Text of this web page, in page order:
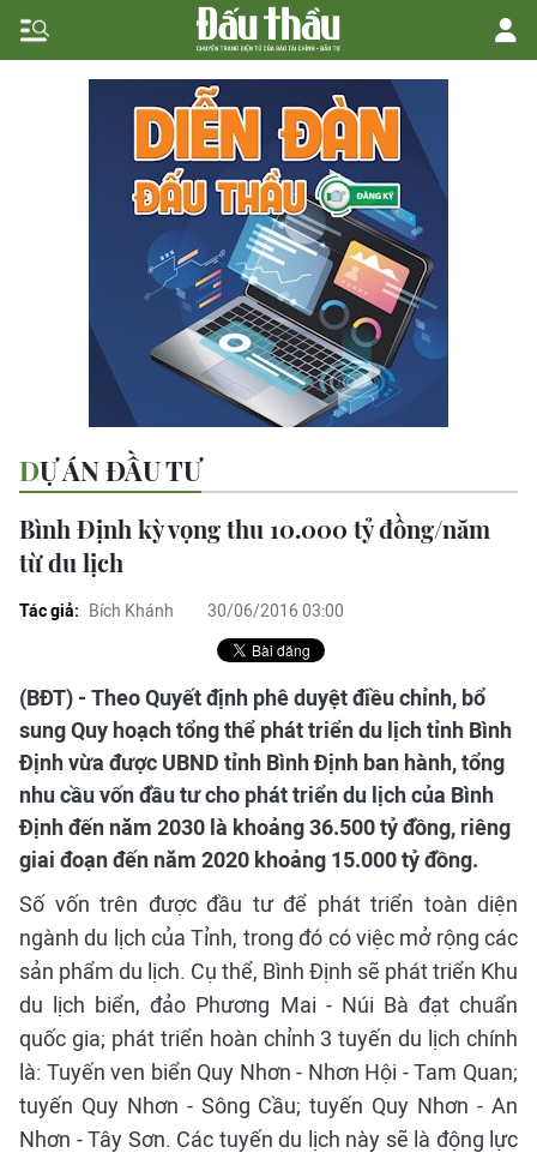
DỰ ÁN ĐẦU TƯ
Bình Định kỳ vọng thu 10.000 tỷ đồng/năm
từ du lịch
Tác giả: Bích Khánh 30/06/2016 03:00
(BĐT) - Theo Quyết định phê duyệt điều chỉnh, bổ
sung Quy hoạch tổng thể phát triển du lịch tỉnh Bình
Định vừa được UBND tỉnh Bình Định ban hành, tổng
nhu cầu vốn đầu tư cho phát triển du lịch của Bình
Định đến năm 2030 là khoảng 36.500 tỷ đồng, riêng
giai đoạn đến năm 2020 khoảng 15.000 tỷ đồng.
Số vốn trên được đầu tư để phát triển toàn diện
ngành du lịch của Tỉnh, trong đó có việc mở rộng các
sản phẩm du lịch. Cụ thể, Bình Định sẽ phát triển Khu
du lịch biển, đảo Phương Mai - Núi Bà đạt chuẩn
quốc gia; phát triển hoàn chỉnh 3 tuyến du lịch chính
là: Tuyến ven biển Quy Nhơn - Nhơn Hội - Tam Quan;
tuyến Quy Nhơn - Sông Cầu; tuyến Quy Nhơn - An
Nhơn - Tây Sơn. Các tuyến du lịch này sẽ là động lực